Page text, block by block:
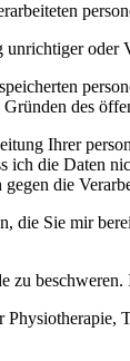
oder
des
Ihrer
ich die Daten
die
die Sie mir
zu